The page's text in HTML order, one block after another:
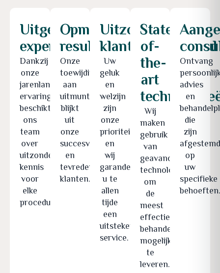
Uitgebreide
expertise
Dankzij
onze
jarenlange
ervaring
beschikt
ons
team
over
uitzonderlijke
kennis
voor
elke
procedure.
Opmerkelijke
resultaten
Onze
toewijding
aan
uitmuntendheid
blijkt
uit
onze
succesverhalen
en
tevreden
klanten.
Uitzonderlijke
klanttevredenheid
Uw
geluk
en
welzijn
zijn
onze
prioriteit
en
wij
garanderen
u te
allen
tijde
een
uitstekende
service.
State-
of-
the-
art
Wij
maken
gebruik
van
geavanceerde
technologieën
om
de
meest
effectieve
behandelingen
mogelijk
te
leveren.
Ontvang
advies
en
die
zijn
op
uw
specifieke